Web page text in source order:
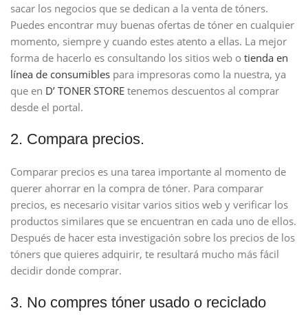
sacar los negocios que se dedican a la venta de tóners.
Puedes encontrar muy buenas ofertas de tóner en cualquier
momento, siempre y cuando estes atento a ellas. La mejor
forma de hacerlo es consultando los sitios web o tienda en
línea de consumibles para impresoras como la nuestra, ya
que en D’ TONER STORE tenemos descuentos al comprar
desde el portal.
2. Compara precios.
Comparar precios es una tarea importante al momento de
querer ahorrar en la compra de tóner. Para comparar
precios, es necesario visitar varios sitios web y verificar los
productos similares que se encuentran en cada uno de ellos.
Después de hacer esta investigación sobre los precios de los
tóners que quieres adquirir, te resultará mucho más fácil
decidir donde comprar.
3. No compres tóner usado o reciclado